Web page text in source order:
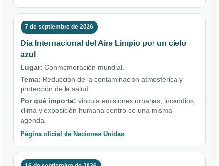
7 de septiembre de 2026
Día Internacional del Aire Limpio por un cielo
azul
Lugar: Conmemoración mundial.
Tema: Reducción de la contaminación atmosférica y
protección de la salud.
Por qué importa: vincula emisiones urbanas, incendios,
clima y exposición humana dentro de una misma
agenda.
Página oficial de Naciones Unidas